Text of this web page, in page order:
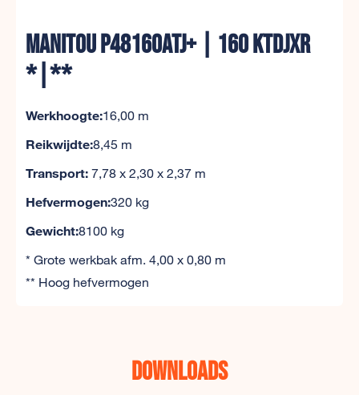
MANITOU P48160ATJ+ | 160 KTDJXR
*|**
Werkhoogte:16,00 m
Reikwijdte:8,45 m
Transport: 7,78 x 2,30 x 2,37 m
Hefvermogen:320 kg
Gewicht:8100 kg
* Grote werkbak afm. 4,00 x 0,80 m
** Hoog hefvermogen
Downloads